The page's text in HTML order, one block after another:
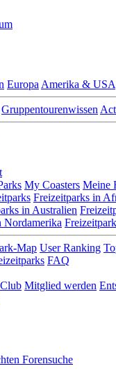
Europa Amerika & USA
Gruppentourenwissen
My Coasters Meine
Freizeitparks in
in Australien
Nordamerika
Map User Ranking
FAQ
Mitglied werden
Forensuche